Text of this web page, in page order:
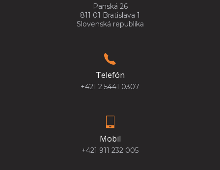
Panská 26
811 01 Bratislava 1
Slovenská republika
Telefón
+421 2 5441 0307
Mobil
+421 911 232 005